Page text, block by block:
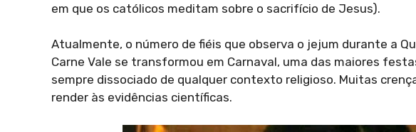
em que os católicos meditam sobre o sacrifício de Jesus).
Atualmente, o número de fiéis que observa o jejum durante a
Carne Vale se transformou em Carnaval, uma das maiores
sempre dissociado de qualquer contexto religioso. Muitas
render às evidências científicas.